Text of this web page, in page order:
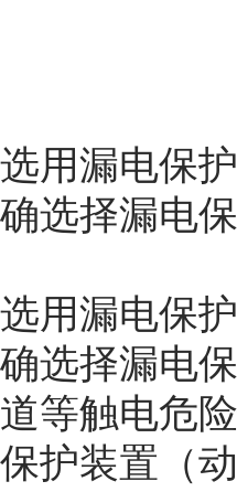
选用漏电保
确选择漏电
选用漏电保
确选择漏电
道等触电危
保护装置（